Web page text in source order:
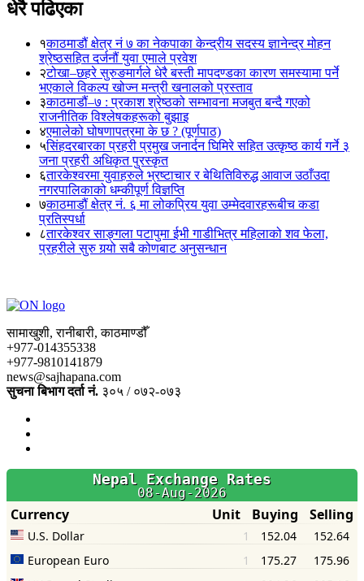
धेरै पढिएका
१काठमाडौं क्षेत्र नं ७ का नेकपाका केन्द्रीय सदस्य ज्ञानेन्द्र मोहन
श्रेष्ठसहित दर्जनौं युवा एमाले प्रवेश
२टोखा–छहरे सुरुङमार्गले धेरै बस्ती मापदण्डका कारण समस्यामा पर्ने
भएकाले विकल्प खोज्न मन्त्री खनालको प्रस्ताव
३काठमाडौं–७ : प्रकाश श्रेष्ठको सम्भावना मजबुत बन्दै गएको
राजनीतिक विश्लेषकहरूको बुझाइ
४एमालेको घोषणापत्रमा के छ ? (पूर्णपाठ)
५सिंहदरबारका प्रहरी प्रमुख जनार्दन घिमिरे सहित उत्कृष्ठ कार्य गर्ने ३
जना प्रहरी अधिकृत पुरस्कृत
६तारकेश्वरमा युवाहरुले भ्रष्टाचार र बेथितिविरुद्ध आवाज उठाँउदा
नगरपालिकाको धम्कीपूर्ण विज्ञप्ति
७काठमाडौं क्षेत्र नं. ६ मा लोकप्रिय युवा उम्मेदवारहरूबीच कडा
प्रतिस्पर्धा
८तारकेश्वर साङ्गला पटापुमा ईभी गाडीभित्र महिलाको शव फेला,
प्रहरीले सुरु गर्‍यो सबै कोणबाट अनुसन्धान
सामाखुशी, रानीबारी, काठमाण्डौँ
+977-014355338
+977-9810141879
news@sajhapana.com
सुचना बिभाग दर्ता नं. ३०५ / ०७२-०७३